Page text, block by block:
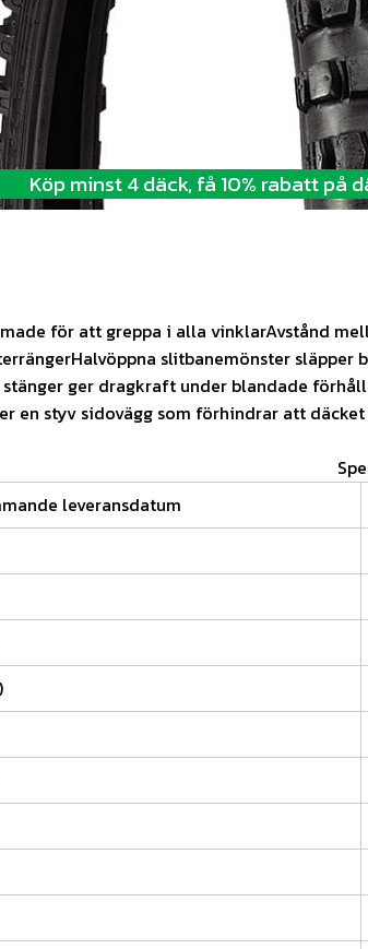
Köp minst 4 däck, få 10% rabatt på
för att greppa i alla vinklarAvstånd
slitbanemönster släpper
ger dragkraft under blandade
en styv sidovägg som förhindrar att
leveransdatum